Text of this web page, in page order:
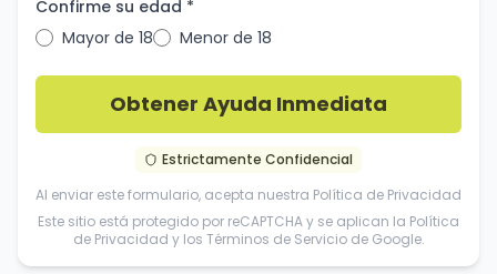
Confirme su edad *
Mayor de 18
Menor de 18
Obtener Ayuda Inmediata
Estrictamente Confidencial
Al enviar este formulario, acepta nuestra Política de Privacidad
Este sitio está protegido por reCAPTCHA y se aplican la Política
de Privacidad y los Términos de Servicio de Google.